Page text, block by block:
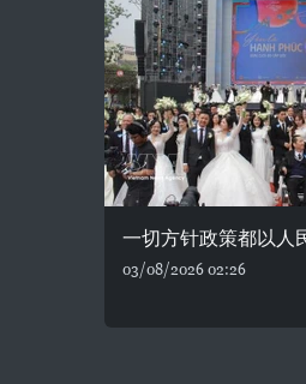
一切方针政策都以人
03/08/2026 02:26